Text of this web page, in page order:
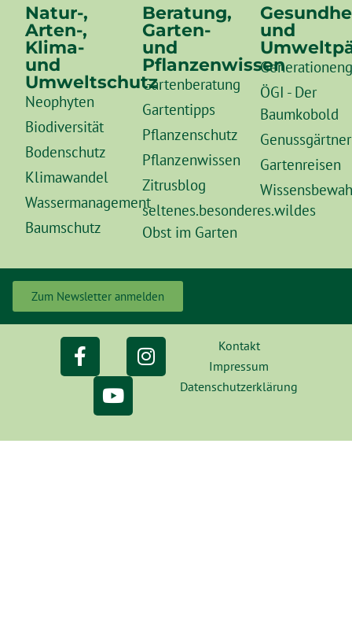
Natur-,
Arten-,
Klima-
und
Umweltschutz
Neophyten
Biodiversität
Bodenschutz
Klimawandel
Wassermanagement
Baumschutz
Beratung,
Garten-
und
Pflanzenwissen
Gartenberatung
Gartentipps
Pflanzenschutz
Pflanzenwissen
Zitrusblog
seltenes.besonderes.wildes
Obst im Garten
und
ÖGI - Der
Baumkobold
Gartenreisen
Zum Newsletter anmelden
Kontakt
Impressum
Datenschutzerklärung